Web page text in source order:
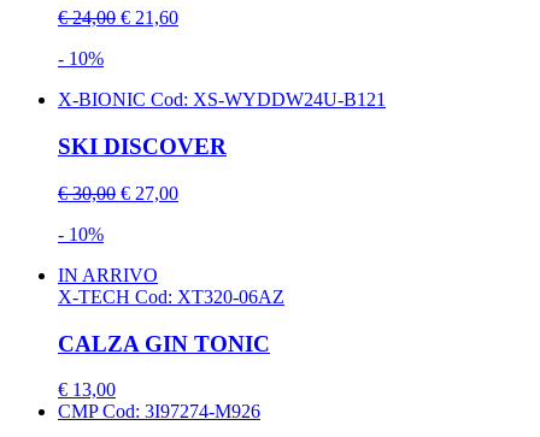
€ 24,00 € 21,60
- 10%
X-BIONIC Cod: XS-WYDDW24U-B121
SKI DISCOVER
€ 30,00 € 27,00
- 10%
IN ARRIVO
X-TECH Cod: XT320-06AZ
CALZA GIN TONIC
€ 13,00
CMPCod: 3I97274-M926